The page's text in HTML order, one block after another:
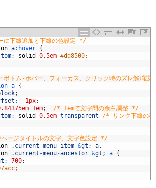
下線追加と下線の色設定 */
a: hover {
: solid 0.5em #dd8500;
トム-ホバー、フォーカス、クリック時のズレ解消
a {
;
: -1px;
1em;
/* 1emで文字間の余白調整 */
: solid 0.5em transparent
/* リンク下線の
ジタイトルの文字、文字色設定 */
. current -menu-item &gt ; a,
. current -menu-ancestor &gt ; a {
: 700;